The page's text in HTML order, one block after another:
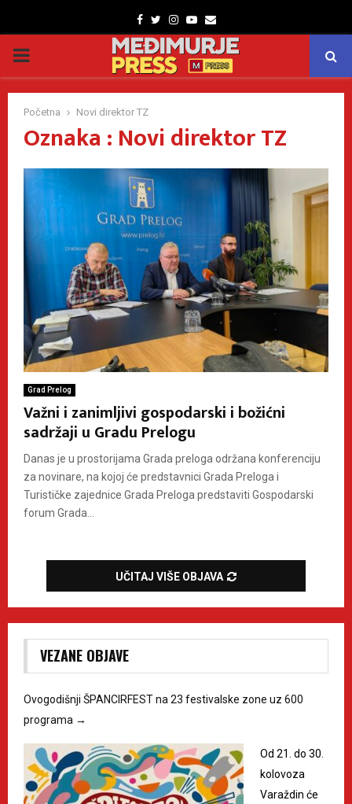
Facebook
TwitterInstagram
Youtube
Email
PRIMARY
MENU
Početna Novi direktor TZ
Oznaka : Novi direktor TZ
Grad Prelog
Važni i zanimljivi gospodarski i božićni
sadržaji u Gradu Prelogu
Danas je u prostorijama Grada preloga održana konferenciju
za novinare, na kojoj će predstavnici Grada Preloga i
Turističke zajednice Grada Preloga predstaviti Gospodarski
forum Grada...
UČITAJ VIŠE OBJAVA
VEZANE OBJAVE
Ovogodišnji ŠPANCIRFEST na 23 festivalske zone uz 600
programa →
Od 21. do 30.
kolovoza
Varaždin će